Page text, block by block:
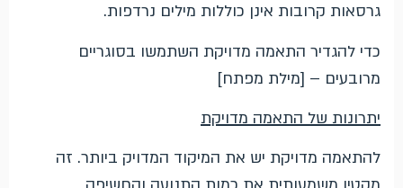
גרסאות קרובות אינן כוללות מילים נרדפות.
כדי להגדיר התאמה מדויקת השתמשו בסוגריים
מרובעים – [מילת מפתח]
יתרונות של התאמה מדויקת
להתאמה מדויקת יש את המיקוד המדויק ביותר. זה